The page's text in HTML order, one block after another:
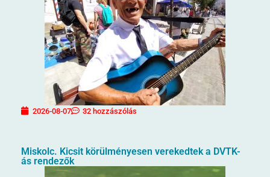
2026-08-07 32 hozzászólás
Miskolc. Kicsit körülményesen verekedtek a DVTK-
ás rendezők